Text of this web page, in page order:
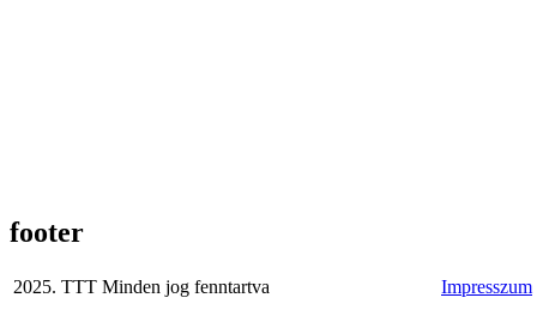
footer
2025. TTT Minden jog fenntartva Impresszum